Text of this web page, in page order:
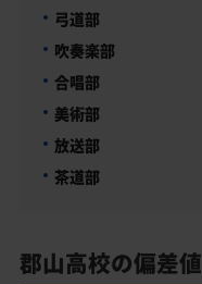
弓道部
吹奏楽部
合唱部
美術部
放送部
茶道部
郡山高校の偏差値